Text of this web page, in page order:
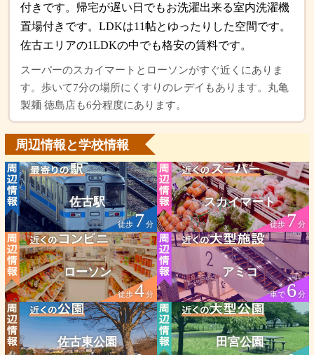
付きです。帰宅が遅い日でもお洗濯出来る室内洗濯機
置場付きです。LDKは11帖とゆったりした空間です。
佐古エリアの1LDKの中でも格安の賃料です。
スーパーのスカイマートとローソンがすぐ近くにありま
す。歩いて7分の場所にくすりのレデイもあります。丸亀
製麺 徳島店も6分程度にあります。
周辺情報と学校情報
佐古駅
徒歩7分
スカイマート
徒歩7分
ローソン
徒歩4分
アミコ
車で6分
佐古東公園 田宮公園